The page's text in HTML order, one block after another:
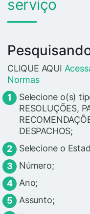
serviço
CLIQUE AQUI
Normas
Selecione o(s)
RESOLUÇÕES,
DESPACHOS;
Selecione o
Número;
Ano;
Assunto;